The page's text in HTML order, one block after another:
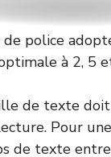
police
à 2, 5
de texte
Pour
de texte